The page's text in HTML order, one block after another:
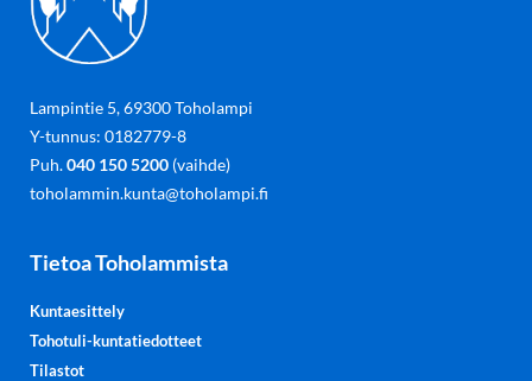
Lampintie 5, 69300 Toholampi
Y-tunnus: 0182779-8
Puh.040 150 5200(vaihde)
toholammin.kunta@toholampi.fi
Tietoa Toholammista
Kuntaesittely
Tohotuli-kuntatiedotteet
Tilastot